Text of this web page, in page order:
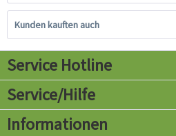
Kunden kauften auch
Service Hotline
Service/Hilfe
Informationen